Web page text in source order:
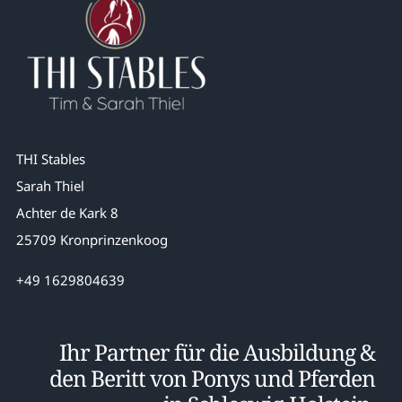
THI Stables
Sarah Thiel
Achter de Kark 8
25709 Kronprinzenkoog
+49 1629804639
Ihr Partner für die Ausbildung &
den Beritt von Ponys und Pferden